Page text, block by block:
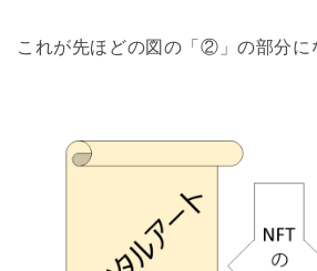
これが先ほどの図の「②」の部分に